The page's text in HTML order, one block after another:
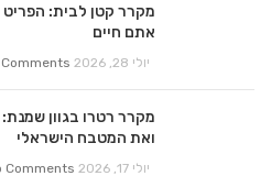
מקרר קטן לבית:
אתם חיים
יולי 28, 2026 Comments
מקרר רטרו בגוון
ואת המטבח הישראלי
יולי 17, 2026 Comments